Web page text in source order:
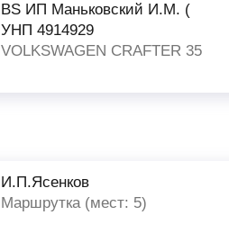
BS ИП Маньковский И.М. (
УНП 4914929
VOLKSWAGEN CRAFTER 35
И.П.Ясенков
Маршрутка (мест: 5)